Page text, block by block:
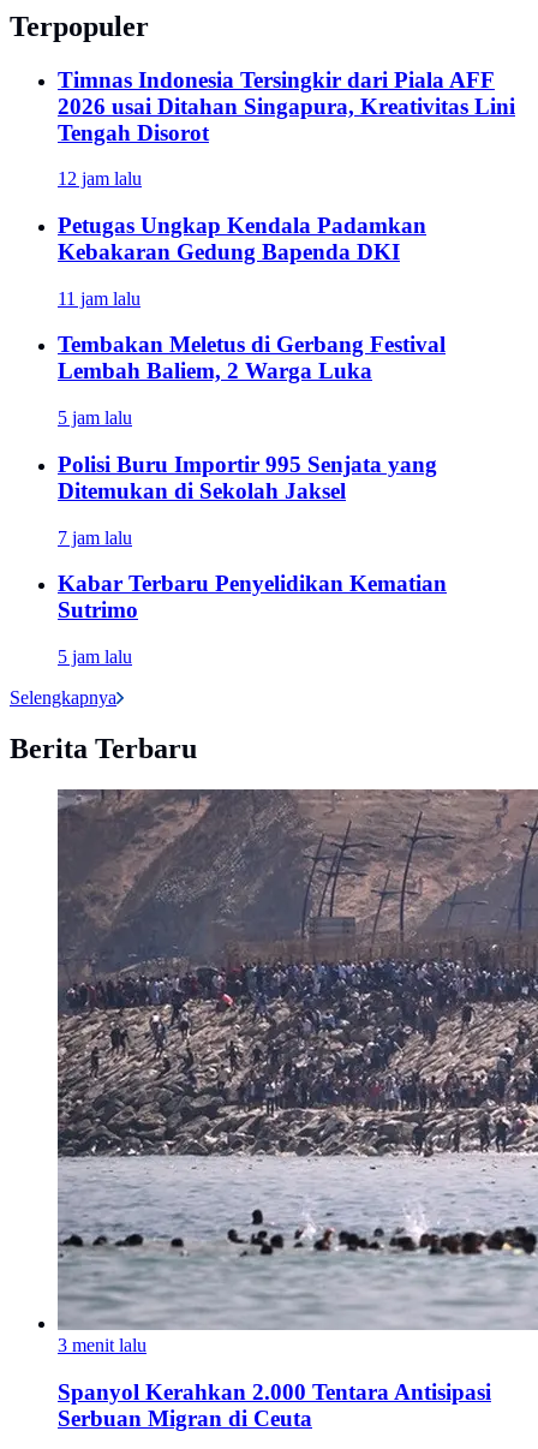
Terpopuler
Timnas Indonesia Tersingkir dari Piala AFF
2026 usai Ditahan Singapura, Kreativitas Lini
Tengah Disorot
12 jam lalu
Petugas Ungkap Kendala Padamkan
Kebakaran Gedung Bapenda DKI
11 jam lalu
Tembakan Meletus di Gerbang Festival
Lembah Baliem, 2 Warga Luka
5 jam lalu
Polisi Buru Importir 995 Senjata yang
Ditemukan di Sekolah Jaksel
7 jam lalu
Kabar Terbaru Penyelidikan Kematian
Sutrimo
5 jam lalu
Selengkapnya
Berita Terbaru
3 menit lalu
Spanyol Kerahkan 2.000 Tentara Antisipasi
Serbuan Migran di Ceuta